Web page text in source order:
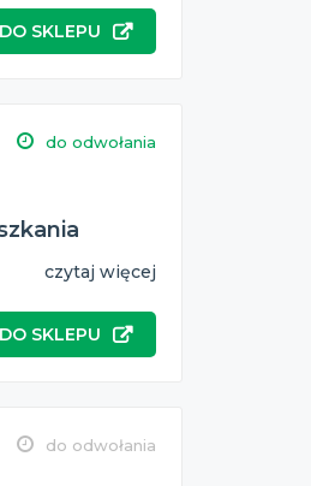
SKLEPU
do odwołania
czytaj więcej
SKLEPU
do odwołania